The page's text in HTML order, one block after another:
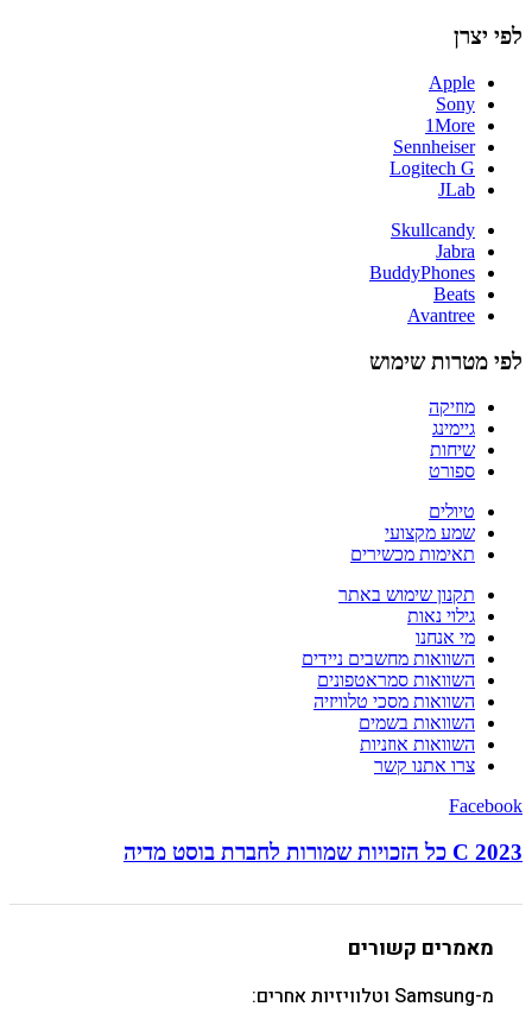
לפי יצרן
Apple
Sony
1More
Sennheiser
Logitech G
JLab
Skullcandy
Jabra
BuddyPhones
Beats
Avantree
לפי מטרות שימוש
מוזיקה
גיימינג
שיחות
ספורט
טיולים
שמע מקצועי
תאימות מכשירים
תקנון שימוש באתר
גילוי נאות
מי אנחנו
השוואות מחשבים ניידים
השוואות סמראטפונים
השוואות מסכי טלוויזיה
השוואות בשמים
השוואות אוזניות
צרו אתנו קשר
Facebook
C 2023 כל הזכויות שמורות לחברת בוסט מדיה
מאמרים קשורים
מ-Samsung וטלוויזיות אחרים: